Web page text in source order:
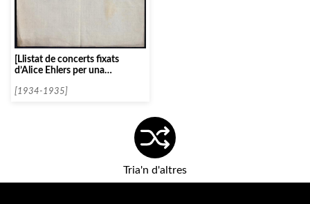
[Llistat de concerts fixats
d’Alice Ehlers per una
[1934-1935]
Tria'n d'altres